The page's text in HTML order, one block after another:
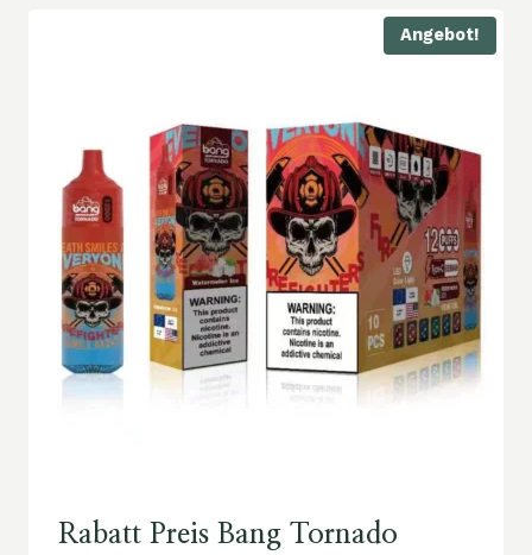
Angebot!
Rabatt Preis Bang Tornado